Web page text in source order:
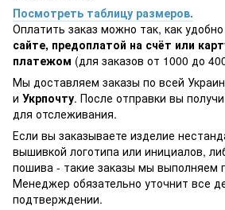
Посмотреть таблицу размеров.
Оплатить заказ можно так, как
сайте, предоплатой на счёт или
платежом (для заказов от 1000 до
Мы доставляем заказы по всей
и Укрпочту. После отправки вы
для отслеживания.
Если вы заказываете изделие
вышивкой логотипа или инициалов,
пошива - такие заказы мы выполняем
Менеджер обязательно уточнит все
подтверждении.